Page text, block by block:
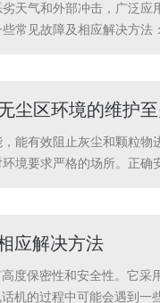
天气和外部冲击，广泛
常见故障及相应解决方
尘区环境的维护
能有效阻止灰尘和颗粒
境要求严格的场所。正
应解决方法
度保密性和安全性。它
机的过程中可能会遇到